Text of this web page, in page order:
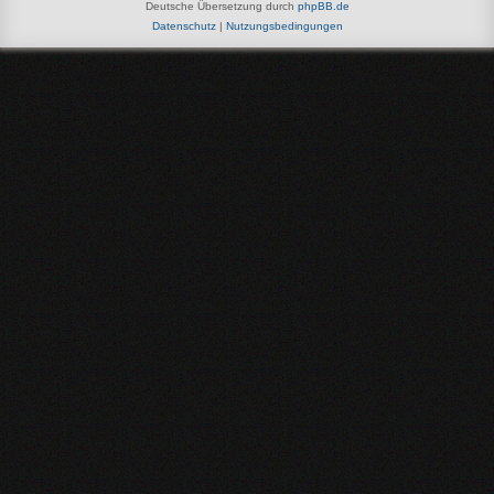
Deutsche Übersetzung durch phpBB.de
Datenschutz| Nutzungsbedingungen